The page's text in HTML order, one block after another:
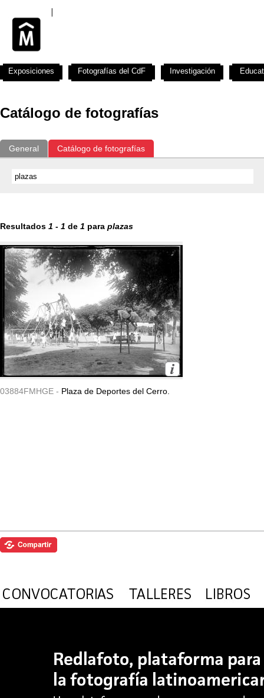
Catálogo de fotografías
General Catálogo de fotografías
Resultados 1 - 1 de 1 para plazas
03884FMHGE - Plaza de Deportes del Cerro.
Exposiciones Fotografías del CdF Investigación